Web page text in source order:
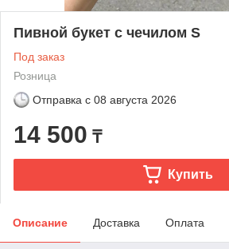
Пивной букет с чечилом S
Под заказ
Розница
Отправка с 08 августа 2026
14 500 ₸
Купить
Описание Доставка Оплата